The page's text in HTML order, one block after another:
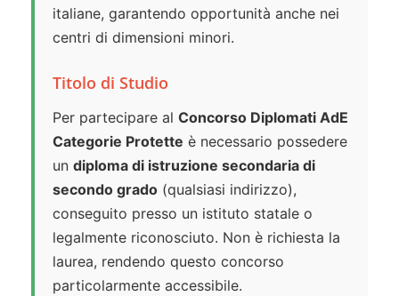
italiane, garantendo opportunità anche nei
centri di dimensioni minori.
Titolo di Studio
Per partecipare al Concorso Diplomati AdE
Categorie Protette è necessario possedere
un diploma di istruzione secondaria di
secondo grado (qualsiasi indirizzo),
conseguito presso un istituto statale o
legalmente riconosciuto. Non è richiesta la
laurea, rendendo questo concorso
particolarmente accessibile.